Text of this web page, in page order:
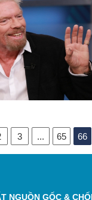
3 ... 65 66
NGUỒN GỐC &